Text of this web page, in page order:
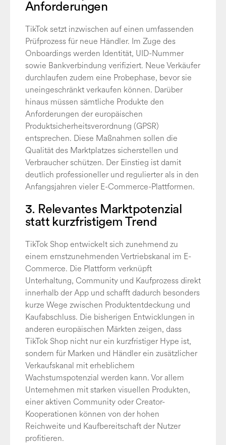
Anforderungen
TikTok setzt inzwischen auf einen umfassenden
Prüfprozess für neue Händler. Im Zuge des
Onboardings werden Identität, UID-Nummer
sowie Bankverbindung verifiziert. Neue Verkäufer
durchlaufen zudem eine Probephase, bevor sie
uneingeschränkt verkaufen können. Darüber
hinaus müssen sämtliche Produkte den
Anforderungen der europäischen
Produktsicherheitsverordnung (GPSR)
entsprechen. Diese Maßnahmen sollen die
Qualität des Marktplatzes sicherstellen und
Verbraucher schützen. Der Einstieg ist damit
deutlich professioneller und regulierter als in den
Anfangsjahren vieler E-Commerce-Plattformen.
3. Relevantes Marktpotenzial
statt kurzfristigem Trend
TikTok Shop entwickelt sich zunehmend zu
einem ernstzunehmenden Vertriebskanal im E-
Commerce. Die Plattform verknüpft
Unterhaltung, Community und Kaufprozess direkt
innerhalb der App und schafft dadurch besonders
kurze Wege zwischen Produktentdeckung und
Kaufabschluss. Die bisherigen Entwicklungen in
anderen europäischen Märkten zeigen, dass
TikTok Shop nicht nur ein kurzfristiger Hype ist,
sondern für Marken und Händler ein zusätzlicher
Verkaufskanal mit erheblichem
Wachstumspotenzial werden kann. Vor allem
Unternehmen mit starken visuellen Produkten,
einer aktiven Community oder Creator-
Kooperationen können von der hohen
Reichweite und Kaufbereitschaft der Nutzer
profitieren.